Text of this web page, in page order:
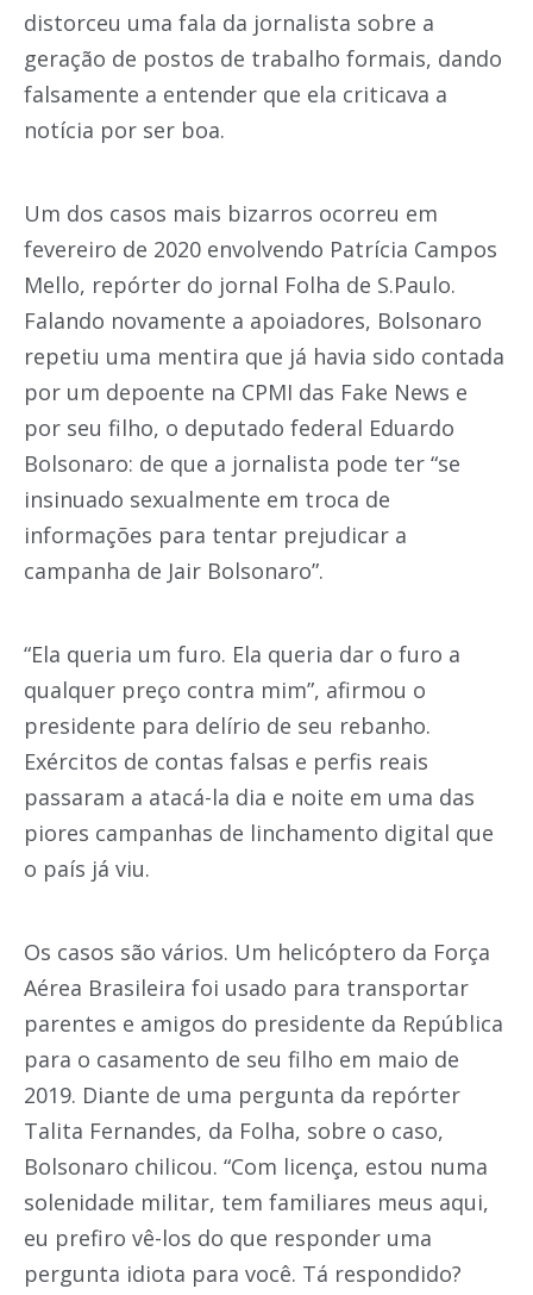
distorceu uma fala da jornalista sobre a
geração de postos de trabalho formais, dando
falsamente a entender que ela criticava a
notícia por ser boa.
Um dos casos mais bizarros ocorreu em
fevereiro de 2020 envolvendo Patrícia Campos
Mello, repórter do jornal Folha de S.Paulo.
Falando novamente a apoiadores, Bolsonaro
repetiu uma mentira que já havia sido contada
por um depoente na CPMI das Fake News e
por seu filho, o deputado federal Eduardo
Bolsonaro: de que a jornalista pode ter “se
insinuado sexualmente em troca de
informações para tentar prejudicar a
campanha de Jair Bolsonaro”.
“Ela queria um furo. Ela queria dar o furo a
qualquer preço contra mim”, afirmou o
presidente para delírio de seu rebanho.
Exércitos de contas falsas e perfis reais
passaram a atacá-la dia e noite em uma das
piores campanhas de linchamento digital que
o país já viu.
Os casos são vários. Um helicóptero da Força
Aérea Brasileira foi usado para transportar
parentes e amigos do presidente da República
para o casamento de seu filho em maio de
2019. Diante de uma pergunta da repórter
Talita Fernandes, da Folha, sobre o caso,
Bolsonaro chilicou. “Com licença, estou numa
solenidade militar, tem familiares meus aqui,
eu prefiro vê-los do que responder uma
pergunta idiota para você. Tá respondido?